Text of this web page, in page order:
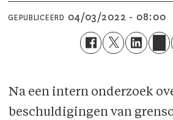
GEPUBLICEERD 04/03/2022 - 08:00
Na een intern onderzoek
beschuldigingen van